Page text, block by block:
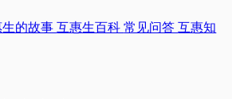
生的故事互惠生百科常见问答互惠知